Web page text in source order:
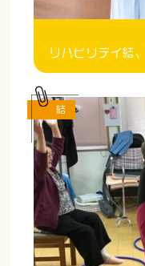
リハビリデイ結
結